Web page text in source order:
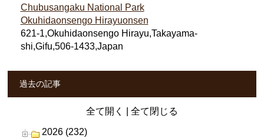
Chubusangaku National Park
Okuhidaonsengo Hirayuonsen
621-1,Okuhidaonsengo Hirayu,Takayama-
shi,Gifu,506-1433,Japan
過去の記事
全て開く 全て閉じる
2026 (232)